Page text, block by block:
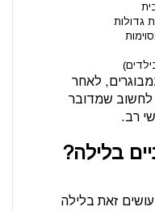
גדולות
לאחר
לחשוב שמדובר
רב.
בלילה?
זאת בלילה